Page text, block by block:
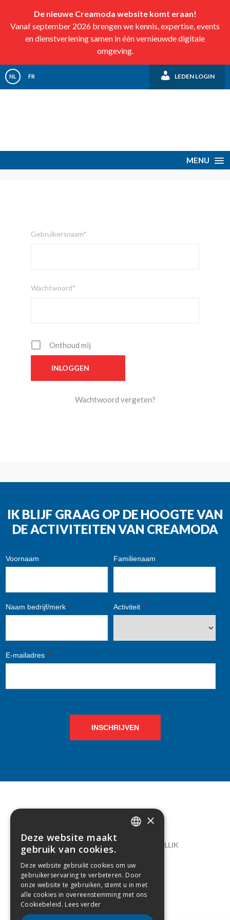
De nieuwe Creamoda website komt eraan!
Vanaf september 2026 brengen we kennis, expertise, events
en dienstverlening samen in één vernieuwde digitale
omgeving.
NL FR LEDEN LOGIN
MENU
Gebruikersnaam*
Wachtwoord*
Onthoud mij
Wachtwoord vergeten?
IK BLIJF GRAAG OP DE HOOGTE VAN
DE ACTIVITEITEN VAN CREAMODA
Voornaam Familienaam
Naam bedrijf/merk * Activiteit *
E-mailadres *
INSCHRIJVEN
CONTACT
LELIEGAARDE 22, B-1731 ZELLIK
02/238.10.11
INFO@CREAMODA.BE
BE0407.694.265
×
Deze website maakt
gebruik van cookies.
Deze website gebruikt cookies om uw
gebruikerservaring te verbeteren. Door
onze website te gebruiken, stemt u in met
alle cookies in overeenstemming met ons
Cookiebeleid. Lees verder